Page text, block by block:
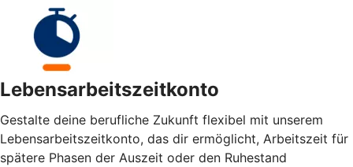
Lebensarbeitszeitkonto
Gestalte deine berufliche Zukunft flexibel mit unserem
Lebensarbeitszeitkonto, das dir ermöglicht, Arbeitszeit für
spätere Phasen der Auszeit oder den Ruhestand